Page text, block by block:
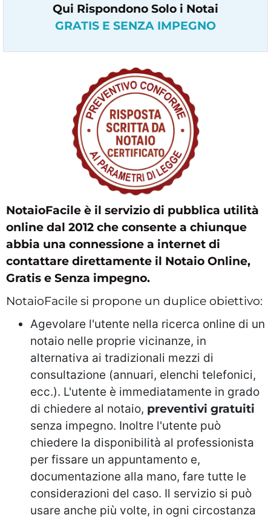
Qui Rispondono Solo i Notai
GRATIS E SENZA IMPEGNO
NotaioFacile è il servizio di pubblica utilità
online dal 2012 che consente a chiunque
abbia una connessione a internet di
contattare direttamente il Notaio Online,
Gratis e Senza impegno.
NotaioFacile si propone un duplice obiettivo:
Agevolare l'utente nella ricerca online di un
notaio nelle proprie vicinanze, in
alternativa ai tradizionali mezzi di
consultazione (annuari, elenchi telefonici,
ecc.). L'utente è immediatamente in grado
di chiedere al notaio, preventivi gratuiti
senza impegno. Inoltre l'utente può
chiedere la disponibilità al professionista
per fissare un appuntamento e,
documentazione alla mano, fare tutte le
considerazioni del caso. Il servizio si può
usare anche più volte, in ogni circostanza